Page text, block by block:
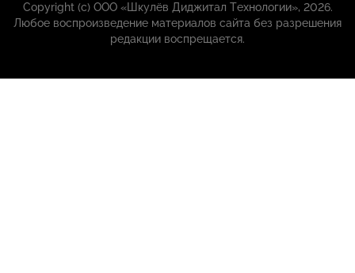
Copyright (с) ООО «Шкулёв Диджитал Технологии», 2026.
Любое воспроизведение материалов сайта без разрешения
редакции воспрещается.